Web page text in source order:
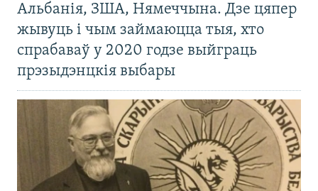
Альбанія, ЗША, Нямеччына. Дзе цяпер
жывуць і чым займаюцца тыя, хто
спрабаваў у 2020 годзе выйграць
прэзыдэнцкія выбары